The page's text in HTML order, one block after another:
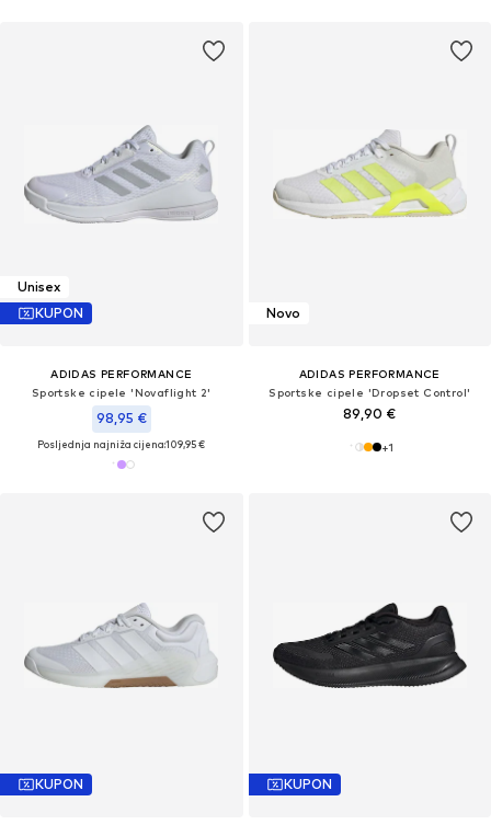
Unisex
KUPON
ADIDAS PERFORMANCE
Sportske cipele 'Novaflight 2'
98,95 €
Posljednja najniža cijena:109,95 €
Novo
ADIDAS PERFORMANCE
Sportske cipele 'Dropset Control'
89,90 €
+1
KUPON KUPON